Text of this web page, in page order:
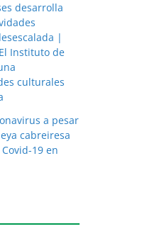
desarrolla
|
El Instituto de
culturales
a pesar
cabreiresa
19 en